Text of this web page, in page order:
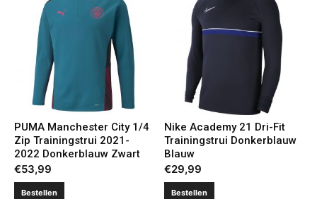
PUMA Manchester City 1/4
Zip Trainingstrui 2021-
2022 Donkerblauw Zwart
€53,99
Bestellen
Nike Academy 21 Dri-Fit
Trainingstrui Donkerblauw
Blauw
€29,99
Bestellen